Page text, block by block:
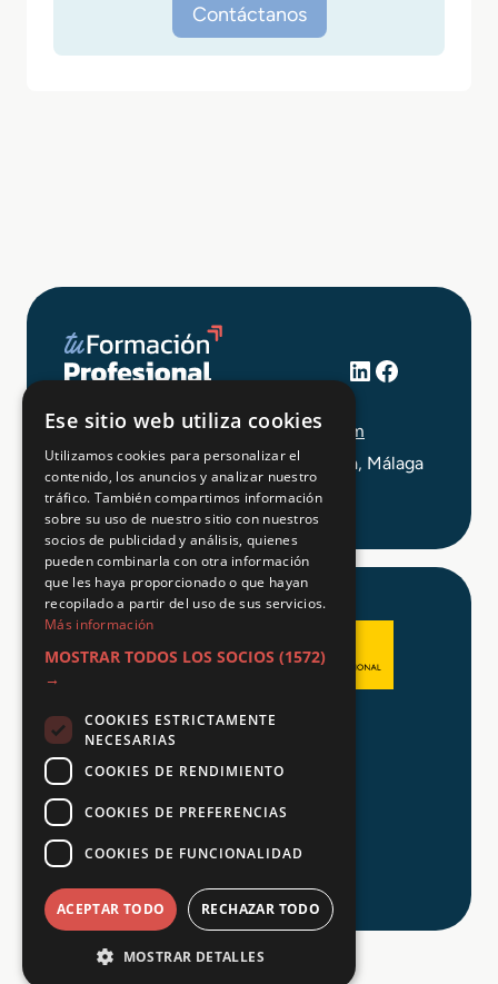
Contáctanos
LinkedIn
Facebook
info@tuformacionprofesional.com
C/ Alameda Principal 21, 2ª Planta, Málaga
Aviso legal
Política de Privacidad
© 2026 Tu FP
Ese sitio web utiliza cookies
Utilizamos cookies para personalizar el
contenido, los anuncios y analizar nuestro
tráfico. También compartimos información
sobre su uso de nuestro sitio con nuestros
socios de publicidad y análisis, quienes
pueden combinarla con otra información
que les haya proporcionado o que hayan
recopilado a partir del uso de sus servicios.
Más información
MOSTRAR TODOS LOS SOCIOS (1572)
→
COOKIES ESTRICTAMENTE
NECESARIAS
COOKIES DE RENDIMIENTO
COOKIES DE PREFERENCIAS
COOKIES DE FUNCIONALIDAD
ACEPTAR TODO RECHAZAR TODO
MOSTRAR DETALLES